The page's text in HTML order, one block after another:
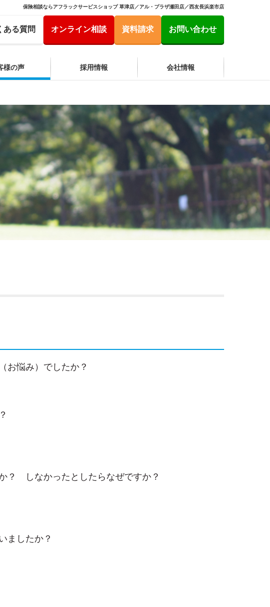
保険相談ならアフラックサービスショップ 草津店／アル・プラザ瀬田店／西友長浜楽市店
ある質問 オンライン相談 資料請求 お問い合わせ
様の声 採用情報 会社情報
お悩み）でしたか？
？ しなかったとしたらなぜですか？
ましたか？